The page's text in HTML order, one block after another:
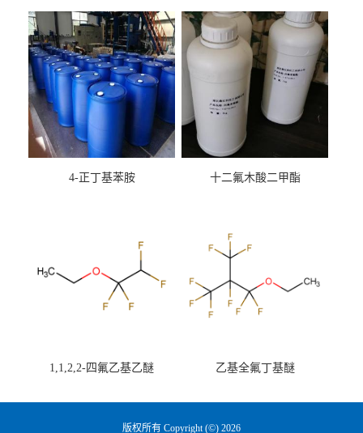
4-正丁基苯胺 十二氟木酸二甲酯
1,1,2,2-四氟乙基乙醚 乙基全氟丁基醚
版权所有 Copyright (©) 2026